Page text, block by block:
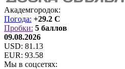
Академгородок:
Погода: +29.2 C
Пробки: 5 баллов
09.08.2026
USD: 81.13
EUR: 93.58
Мы в соцсетях: